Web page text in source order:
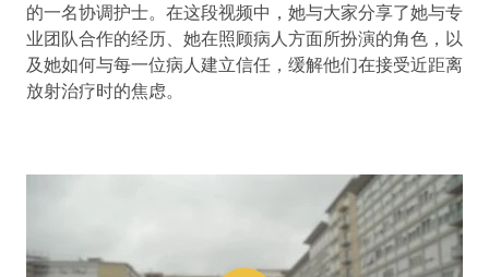
的一名协调护士。在这段视频中，她与大家分享了她与专
业团队合作的经历、她在照顾病人方面所扮演的角色，以
及她如何与每一位病人建立信任，缓解他们在接受近距离
放射治疗时的焦虑。